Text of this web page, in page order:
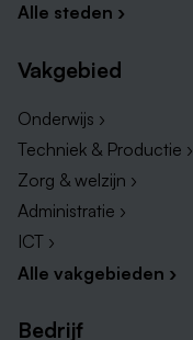
Alle steden ›
Vakgebied
Onderwijs ›
Techniek & Productie ›
Zorg & welzijn ›
Administratie ›
ICT ›
Alle vakgebieden ›
Bedrijf